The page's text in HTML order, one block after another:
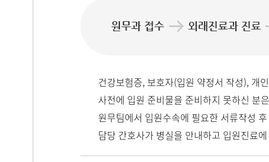
건강보험증, 보호자(입원 약정서 작성), 개
사전에 입원 준비물을 준비하지 못하신 분
원무팀에서 입원수속에 필요한 서류작성
담당 간호사가 병실을 안내하고 입원진료